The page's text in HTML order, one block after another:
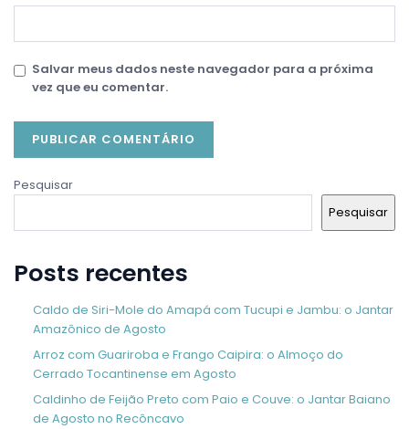
Salvar meus dados neste navegador para a próxima
vez que eu comentar.
Pesquisar
Pesquisar
Posts recentes
Caldo de Siri-Mole do Amapá com Tucupi e Jambu: o Jantar
Amazônico de Agosto
Arroz com Guariroba e Frango Caipira: o Almoço do
Cerrado Tocantinense em Agosto
Caldinho de Feijão Preto com Paio e Couve: o Jantar Baiano
de Agosto no Recôncavo